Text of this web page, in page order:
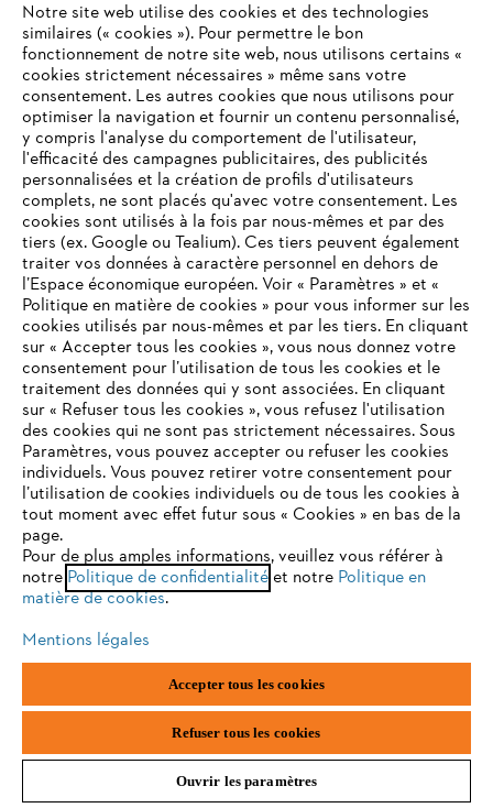
S'inscrire
#STIHL
L'Entreprise
STIHL FAQ
Contact
Mentions légales Utilisation des cookies
Informations juridiques
ANDREAS STIHL NV, Veurtstraat 117, 2870 Puurs-Sint-Amands,
VOTRE NAVIGATEUR INTERNET
N'EST PLUS PRIS EN CHARGE
Vous utilisez un navigateur Internet que nous ne prenons plus
en charge, et certaines fonctionnalités de notre site ne
peuvent fonctionner correctement. Pour une utilisation
optimale de notre site, nous vous recommandons de passer à
l'un des navigateurs suivants :
firefox chrome
edge
Notre site web utilise des cookies et des technologies
similaires (« cookies »). Pour permettre le bon
fonctionnement de notre site web, nous utilisons certains «
cookies strictement nécessaires » même sans votre
consentement. Les autres cookies que nous utilisons pour
optimiser la navigation et fournir un contenu personnalisé,
y compris l'analyse du comportement de l'utilisateur,
l'efficacité des campagnes publicitaires, des publicités
personnalisées et la création de profils d'utilisateurs
complets, ne sont placés qu'avec votre consentement. Les
cookies sont utilisés à la fois par nous-mêmes et par des
tiers (ex. Google ou Tealium). Ces tiers peuvent également
traiter vos données à caractère personnel en dehors de
l’Espace économique européen. Voir « Paramètres » et «
Politique en matière de cookies » pour vous informer sur les
cookies utilisés par nous-mêmes et par les tiers. En cliquant
sur « Accepter tous les cookies », vous nous donnez votre
consentement pour l’utilisation de tous les cookies et le
traitement des données qui y sont associées. En cliquant
sur « Refuser tous les cookies », vous refusez l'utilisation
des cookies qui ne sont pas strictement nécessaires. Sous
Paramètres, vous pouvez accepter ou refuser les cookies
individuels. Vous pouvez retirer votre consentement pour
l’utilisation de cookies individuels ou de tous les cookies à
tout moment avec effet futur sous « Cookies » en bas de la
page.
Pour de plus amples informations, veuillez vous référer à
notre Politique de confidentialitéet notre Politique en
matière de cookies.
Mentions légales
Accepter tous les cookies
Refuser tous les cookies
Ouvrir les paramètres